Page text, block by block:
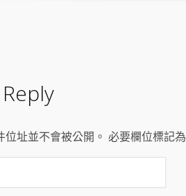
位址並不會被公開。 必要欄位標記為